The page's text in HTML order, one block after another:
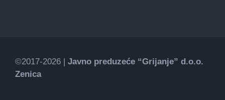
©2017-2026 | Javno preduzeće “Grijanje” d.o.o.
Zenica